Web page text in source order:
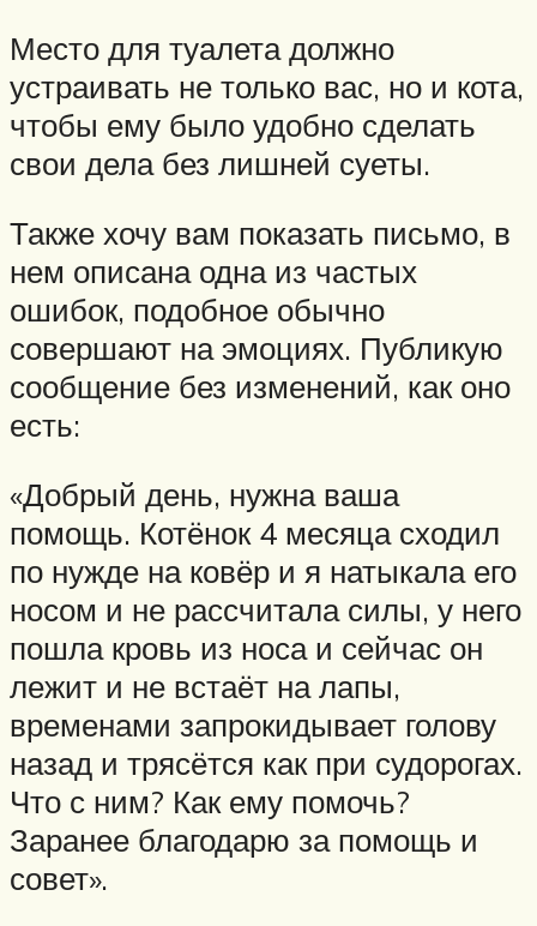
Место для туалета должно
устраивать не только вас, но и кота,
чтобы ему было удобно сделать
свои дела без лишней суеты.
Также хочу вам показать письмо, в
нем описана одна из частых
ошибок, подобное обычно
совершают на эмоциях. Публикую
сообщение без изменений, как оно
есть:
«Добрый день, нужна ваша
помощь. Котёнок 4 месяца сходил
по нужде на ковёр и я натыкала его
носом и не рассчитала силы, у него
пошла кровь из носа и сейчас он
лежит и не встаёт на лапы,
временами запрокидывает голову
назад и трясётся как при судорогах.
Что с ним? Как ему помочь?
Заранее благодарю за помощь и
совет».